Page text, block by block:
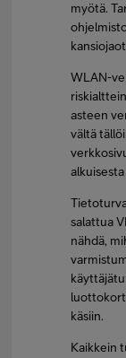
myötä.
WLAN-
asteen
vältä
salattua
nähdä,
käsiin.
Kaikkein